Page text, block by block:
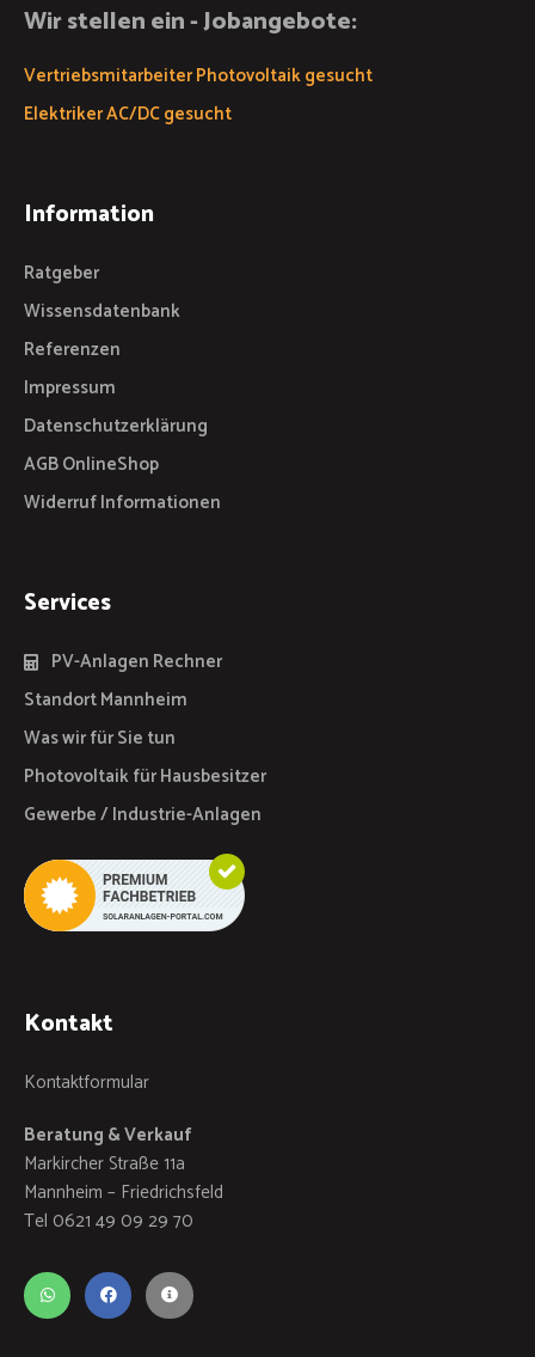
Wir stellen ein - Jobangebote:
Vertriebsmitarbeiter Photovoltaik gesucht
Elektriker AC/DC gesucht
Information
Ratgeber
Wissensdatenbank
Referenzen
Impressum
Datenschutzerklärung
AGB OnlineShop
Widerruf Informationen
Services
PV-Anlagen Rechner
Standort Mannheim
Was wir für Sie tun
Photovoltaik für Hausbesitzer
Gewerbe / Industrie-Anlagen
Kontakt
Kontaktformular
Beratung & Verkauf
Markircher Straße 11a
Mannheim – Friedrichsfeld
Tel 0621 49 09 29 70